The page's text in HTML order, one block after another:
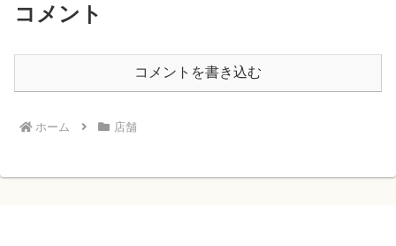
コメント
コメントを書き込む
ホーム 店舗